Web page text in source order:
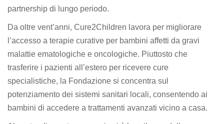
partnership di lungo periodo.
Da oltre vent’anni, Cure2Children lavora per migliorare
l’accesso a terapie curative per bambini affetti da gravi
malattie ematologiche e oncologiche. Piuttosto che
trasferire i pazienti all’estero per ricevere cure
specialistiche, la Fondazione si concentra sul
potenziamento dei sistemi sanitari locali, consentendo ai
bambini di accedere a trattamenti avanzati vicino a casa.